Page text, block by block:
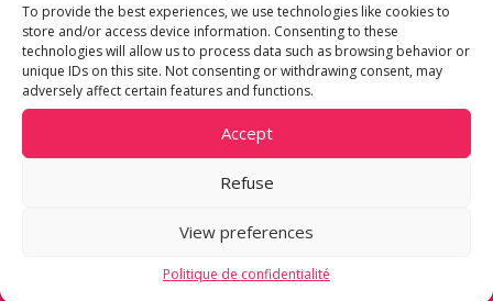
To provide the best experiences, we use technologies like cookies to
store and/or access device information. Consenting to these
technologies will allow us to process data such as browsing behavior or
unique IDs on this site. Not consenting or withdrawing consent, may
adversely affect certain features and functions.
Accept
Refuse
View preferences
Politique de confidentialité